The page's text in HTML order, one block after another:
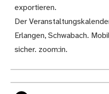
exportieren.
Der
Erlangen, Schwabach.
sicher. zoom:in.